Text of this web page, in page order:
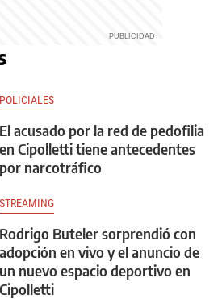
POLICIALES
El acusado por la red de pedofilia
en Cipolletti tiene antecedentes
por narcotráfico
STREAMING
Rodrigo Buteler sorprendió con
adopción en vivo y el anuncio de
un nuevo espacio deportivo en
Cipolletti